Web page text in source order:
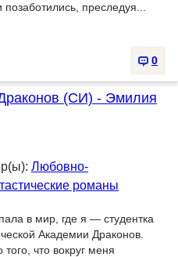
преследуя...
0
(СИ) - Эмилия
Любовно-
романы
в мир, где я — студентка
Академии Драконов.
что вокруг меня